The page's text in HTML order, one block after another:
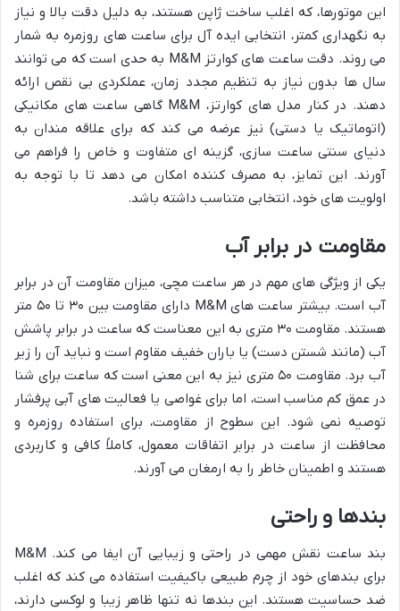
این موتورها، که اغلب ساخت ژاپن هستند، به دلیل دقت بالا و نیاز
به نگهداری کمتر، انتخابی ایده آل برای ساعت های روزمره به شمار
می روند. دقت ساعت های کوارتز M&M به حدی است که می توانند
سال ها بدون نیاز به تنظیم مجدد زمان، عملکردی بی نقص ارائه
دهند. در کنار مدل های کوارتز، M&M گاهی ساعت های مکانیکی
(اتوماتیک یا دستی) نیز عرضه می کند که برای علاقه مندان به
دنیای سنتی ساعت سازی، گزینه ای متفاوت و خاص را فراهم می
آورند. این تمایز، به مصرف کننده امکان می دهد تا با توجه به
اولویت های خود، انتخابی متناسب داشته باشد.
مقاومت در برابر آب
یکی از ویژگی های مهم در هر ساعت مچی، میزان مقاومت آن در برابر
آب است. بیشتر ساعت های M&M دارای مقاومت بین ۳۰ تا ۵۰ متر
هستند. مقاومت ۳۰ متری به این معناست که ساعت در برابر پاشش
آب (مانند شستن دست) یا باران خفیف مقاوم است و نباید آن را زیر
آب برد. مقاومت ۵۰ متری نیز به این معنی است که ساعت برای شنا
در عمق کم مناسب است، اما برای غواصی یا فعالیت های آبی پرفشار
توصیه نمی شود. این سطوح از مقاومت، برای استفاده روزمره و
محافظت از ساعت در برابر اتفاقات معمول، کاملاً کافی و کاربردی
هستند و اطمینان خاطر را به ارمغان می آورند.
بندها و راحتی
بند ساعت نقش مهمی در راحتی و زیبایی آن ایفا می کند. M&M
برای بندهای خود از چرم طبیعی باکیفیت استفاده می کند که اغلب
ضد حساسیت هستند. این بندها نه تنها ظاهر زیبا و لوکسی دارند،